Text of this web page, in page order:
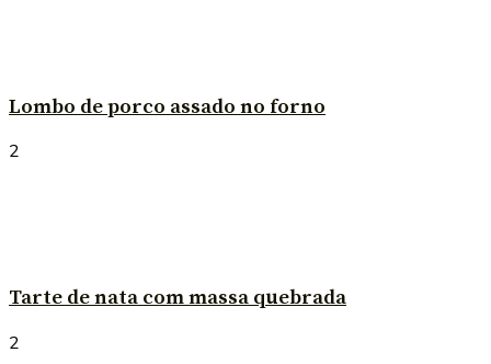
Lombo de porco assado no forno
2
Tarte de nata com massa quebrada
2